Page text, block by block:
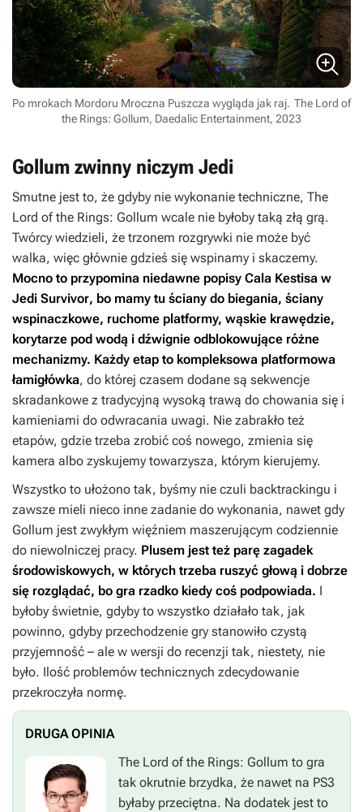
Po mrokach Mordoru Mroczna Puszcza wygląda jak raj. The Lord of
the Rings: Gollum, Daedalic Entertainment, 2023
Gollum zwinny niczym Jedi
Smutne jest to, że gdyby nie wykonanie techniczne, The
Lord of the Rings: Gollum wcale nie byłoby taką złą grą.
Twórcy wiedzieli, że trzonem rozgrywki nie może być
walka, więc głównie gdzieś się wspinamy i skaczemy.
Mocno to przypomina niedawne popisy Cala Kestisa w
Jedi Survivor, bo mamy tu ściany do biegania, ściany
wspinaczkowe, ruchome platformy, wąskie krawędzie,
korytarze pod wodą i dźwignie odblokowujące różne
mechanizmy. Każdy etap to kompleksowa platformowa
łamigłówka, do której czasem dodane są sekwencje
skradankowe z tradycyjną wysoką trawą do chowania się i
kamieniami do odwracania uwagi. Nie zabrakło też
etapów, gdzie trzeba zrobić coś nowego, zmienia się
kamera albo zyskujemy towarzysza, którym kierujemy.
Wszystko to ułożono tak, byśmy nie czuli backtrackingu i
zawsze mieli nieco inne zadanie do wykonania, nawet gdy
Gollum jest zwykłym więźniem maszerującym codziennie
do niewolniczej pracy. Plusem jest też parę zagadek
środowiskowych, w których trzeba ruszyć głową i dobrze
się rozglądać, bo gra rzadko kiedy coś podpowiada. I
byłoby świetnie, gdyby to wszystko działało tak, jak
powinno, gdyby przechodzenie gry stanowiło czystą
przyjemność – ale w wersji do recenzji tak, niestety, nie
było. Ilość problemów technicznych zdecydowanie
przekroczyła normę.
DRUGA OPINIA
The Lord of the Rings: Gollum to gra
tak okrutnie brzydka, że nawet na PS3
byłaby przeciętna. Na dodatek jest to